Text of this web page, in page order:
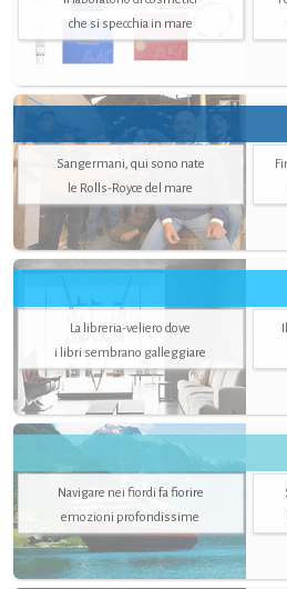
che si specchia in mare
Sangermani, qui sono nate
le Rolls-Royce del mare
La libreria-veliero dove
i libri sembrano galleggiare
Navigare nei fiordi fa fiorire
emozioni profondissime